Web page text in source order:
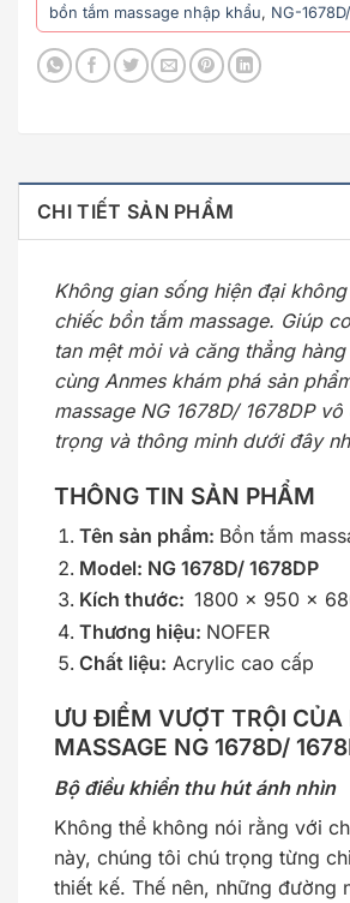
bồn tắm massage nhập khẩu, NG-
CHI TIẾT SẢN PHẨM
Không gian sống hiện đại
chiếc bồn tắm massage. Giúp
tan mệt mỏi và căng thẳng
cùng Anmes khám phá sản
massage NG 1678D/ 1678DP
trọng và thông minh dưới đây
THÔNG TIN SẢN PHẨM
Tên sản phẩm: Bồn tắm
Model: NG 1678D/ 1678DP
Kích thước: 1800 x 950 x
Thương hiệu: NOFER
Chất liệu: Acrylic cao cấp
ƯU ĐIỂM VƯỢT TRỘI
MASSAGE NG 1678D/
Bộ điều khiển thu hút ánh nhìn
Không thể không nói rằng với
này, chúng tôi chú trọng từng
thiết kế. Thế nên, những đường